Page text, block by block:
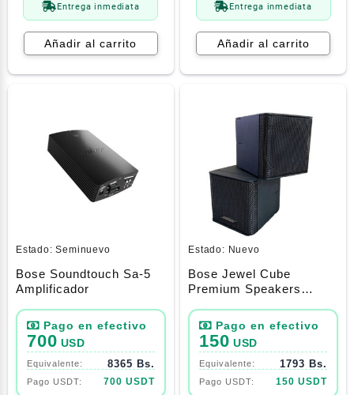
Entrega inmediata
Añadir al carrito
Entrega inmediata
Añadir al carrito
Estado:Seminuevo
Bose Soundtouch Sa-5
Amplificador
700 USD
8365 Bs.
700 USDT
Estado: Nuevo
Bose Jewel Cube
Premium Speakers
150 USD
1793 Bs.
150 USDT